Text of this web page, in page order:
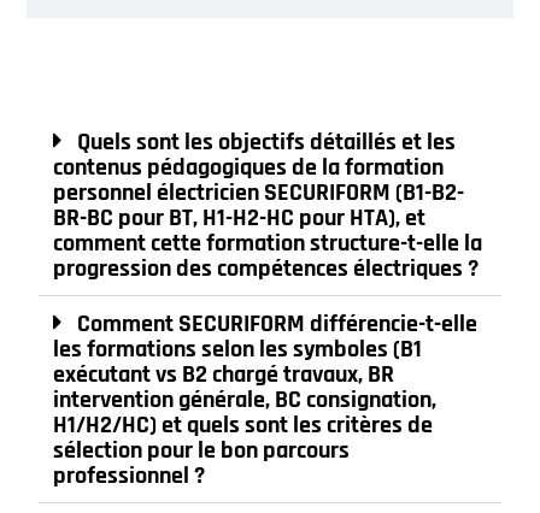
Quels sont les objectifs détaillés et les
contenus pédagogiques de la formation
personnel électricien SECURIFORM (B1-B2-
BR-BC pour BT, H1-H2-HC pour HTA), et
comment cette formation structure-t-elle la
progression des compétences électriques ?
Comment SECURIFORM différencie-t-elle
les formations selon les symboles (B1
exécutant vs B2 chargé travaux, BR
intervention générale, BC consignation,
H1/H2/HC) et quels sont les critères de
sélection pour le bon parcours
professionnel ?